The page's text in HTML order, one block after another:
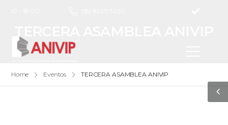
Home Eventos TERCERA ASAMBLEA ANIVIP